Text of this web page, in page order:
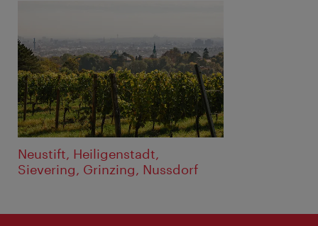
Neustift, Heiligenstadt,
Sievering, Grinzing, Nussdorf